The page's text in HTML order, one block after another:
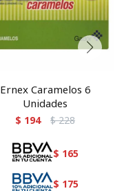
Ernex Caramelos 6
Unidades
$ 194 $ 228
$ 165
$ 175